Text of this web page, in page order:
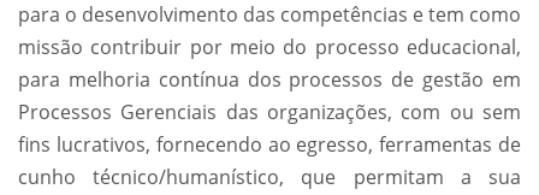
para o desenvolvimento das competências e tem como
missão contribuir por meio do processo educacional,
para melhoria contínua dos processos de gestão em
Processos Gerenciais das organizações, com ou sem
fins lucrativos, fornecendo ao egresso, ferramentas de
cunho técnico/humanístico, que permitam a sua